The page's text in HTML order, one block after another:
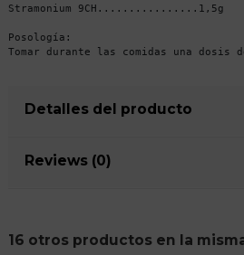
Stramonium 9CH................1,5g
Posología:
Tomar durante las comidas una dosis
Detalles del producto
Reviews (0)
16 otros productos en la